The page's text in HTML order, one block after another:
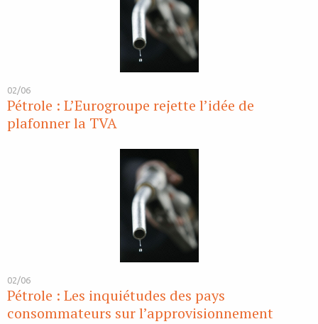
02/06
Pétrole : L’Eurogroupe rejette l’idée de
plafonner la TVA
02/06
Pétrole : Les inquiétudes des pays
consommateurs sur l’approvisionnement